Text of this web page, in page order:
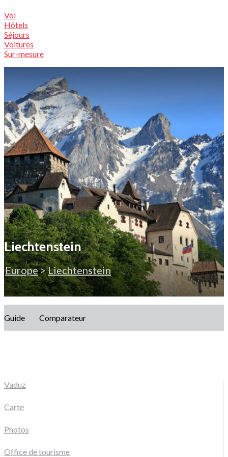
Vol
Hôtels
Séjours
Voitures
Sur-mesure
Liechtenstein
Europe>Liechtenstein
Guide Comparateur
Vaduz
Carte
Photos
Office de tourisme